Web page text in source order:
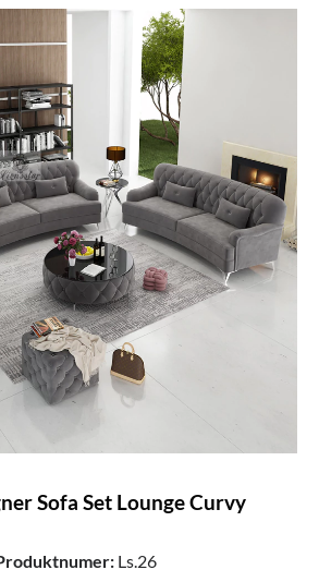
Sofa Set Lounge Curvy
Ls.26